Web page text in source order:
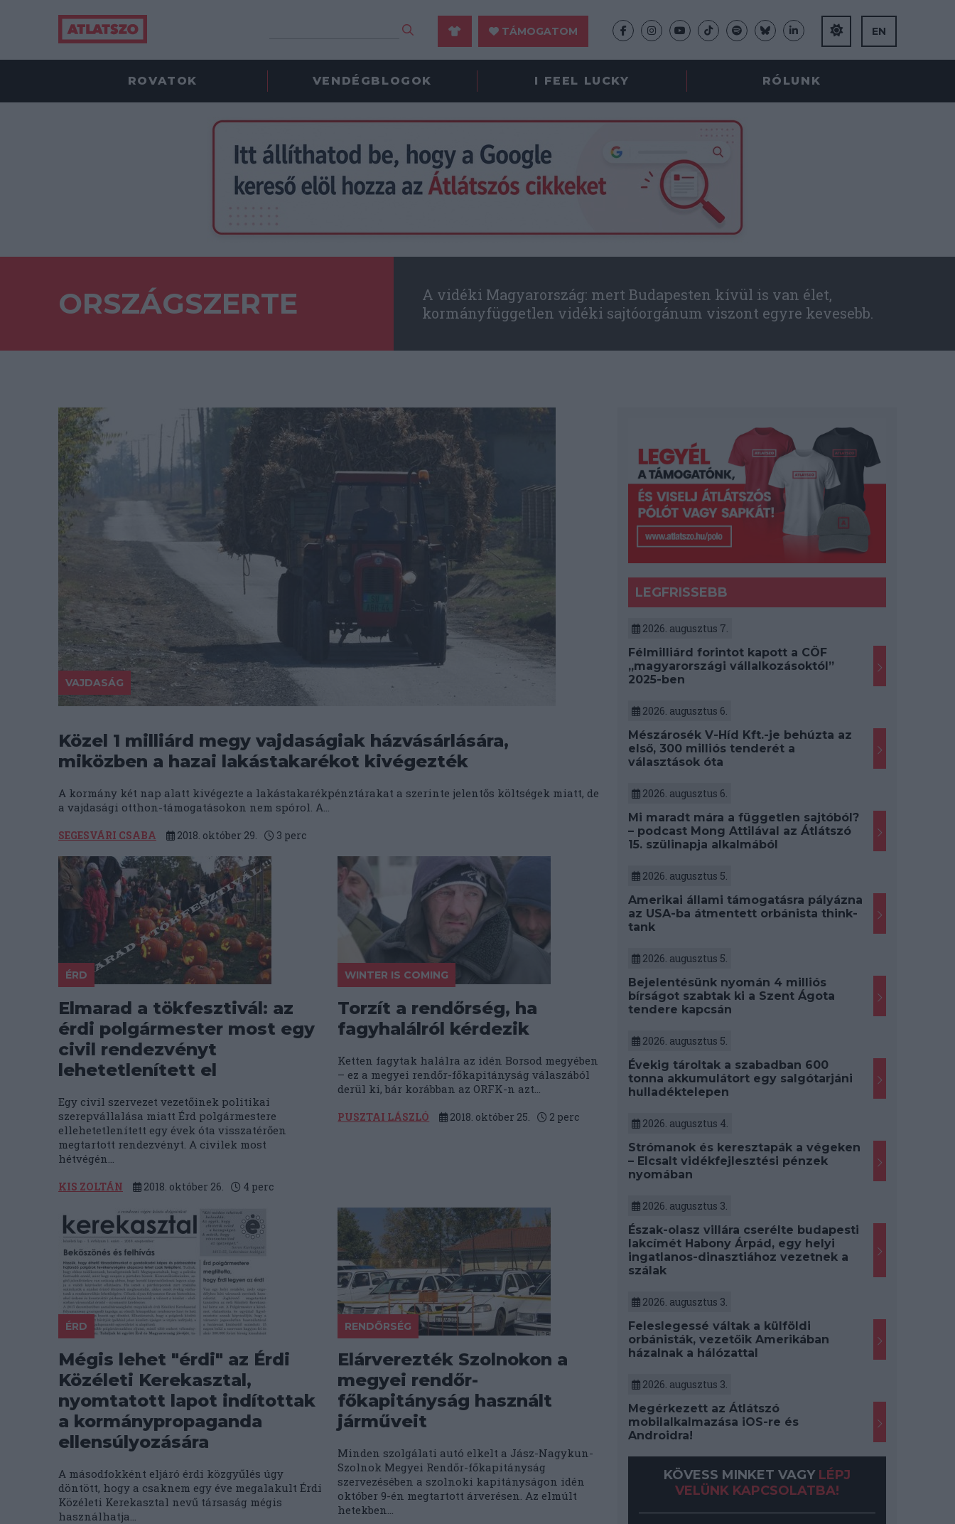
TÁMOGATOM EN
ROVATOK VENDÉGBLOGOK I FEEL LUCKY RÓLUNK
ORSZÁGSZERTE
A vidéki Magyarország: mert Budapesten kívül is van élet,
kormányfüggetlen vidéki sajtóorgánum viszont egyre kevesebb.
VAJDASÁG
Közel 1 milliárd megy vajdaságiak házvásárlására,
miközben a hazai lakástakarékot kivégezték
A kormány két nap alatt kivégezte a lakástakarékpénztárakat a szerinte jelentős költségek miatt, de
a vajdasági otthon-támogatásokon nem spórol. A...
SEGESVÁRI CSABA 2018. október 29. 3 perc
ÉRD
Elmarad a tökfesztivál: az
érdi polgármester most egy
civil rendezvényt
lehetetlenített el
Egy civil szervezet vezetőinek politikai
szerepvállalása miatt Érd polgármestere
ellehetetlenített egy évek óta visszatérően
megtartott rendezvényt. A civilek most
hétvégén...
KIS ZOLTÁN 2018. október 26. 4 perc
WINTER IS COMING
Torzít a rendőrség, ha
fagyhalálról kérdezik
Ketten fagytak halálra az idén Borsod megyében
– ez a megyei rendőr-főkapitányság válaszából
derül ki, bár korábban az ORFK-n azt...
PUSZTAI LÁSZLÓ 2018. október 25. 2 perc
ÉRD
Mégis lehet "érdi" az Érdi
Közéleti Kerekasztal,
nyomtatott lapot indítottak
a kormánypropaganda
ellensúlyozására
A másodfokként eljáró érdi közgyűlés úgy
döntött, hogy a csaknem egy éve megalakult Érdi
Közéleti Kerekasztal nevű társaság mégis
használhatja...
RENDŐRSÉG
Elárverezték Szolnokon a
megyei rendőr-
főkapitányság használt
járműveit
Minden szolgálati autó elkelt a Jász-Nagykun-
Szolnok Megyei Rendőr-főkapitányság
szervezésében a szolnoki kapitányságon idén
október 9-én megtartott árverésen. Az elmúlt
hetekben...
LEGFRISSEBB
2026. augusztus 7.
Félmilliárd forintot kapott a CÖF
„magyarországi vállalkozásoktól”
2025-ben
2026. augusztus 6.
Mészárosék V-Híd Kft.-je behúzta az
első, 300 milliós tenderét a
választások óta
2026. augusztus 6.
Mi maradt mára a független sajtóból?
– podcast Mong Attilával az Átlátszó
15. szülinapja alkalmából
2026. augusztus 5.
Amerikai állami támogatásra pályázna
az USA-ba átmentett orbánista think-
tank
2026. augusztus 5.
Bejelentésünk nyomán 4 milliós
bírságot szabtak ki a Szent Ágota
tendere kapcsán
2026. augusztus 5.
Évekig tároltak a szabadban 600
tonna akkumulátort egy salgótarjáni
hulladéktelepen
2026. augusztus 4.
Strómanok és keresztapák a végeken
– Elcsalt vidékfejlesztési pénzek
nyomában
2026. augusztus 3.
Észak-olasz villára cserélte budapesti
lakcímét Habony Árpád, egy helyi
ingatlanos-dinasztiához vezetnek a
szálak
2026. augusztus 3.
Feleslegessé váltak a külföldi
orbánisták, vezetőik Amerikában
házalnak a hálózattal
2026. augusztus 3.
Megérkezett az Átlátszó
mobilalkalmazása iOS-re és
Androidra!
KÖVESS MINKET VAGY LÉPJ
VELÜNK KAPCSOLATBA!